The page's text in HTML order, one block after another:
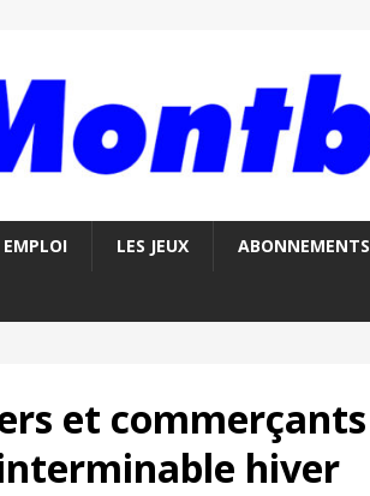
EMPLOI LES JEUX ABONNEMENTS
et commerçants
hiver